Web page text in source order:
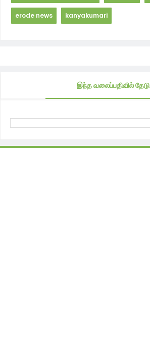
erode news kanyakumari
இந்த வலைப்பதிவில் தேடு